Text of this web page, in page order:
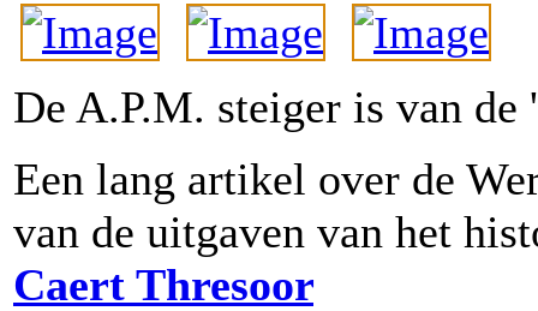
De A.P.M. steiger is van
Een lang artikel over de
van de uitgaven van het
Caert Thresoor